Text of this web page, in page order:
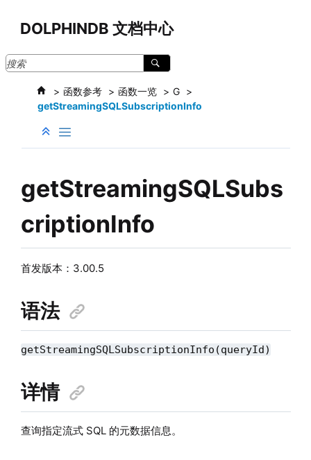
DOLPHINDB 文档中心
函数参考 函数一览
G
getStreamingSQLSubscriptionInfo
getStreamingSQLSubs
criptionInfo
首发版本：3.00.5
语法
getStreamingSQLSubscriptionInfo(queryId)
详情
查询指定流式 SQL 的元数据信息。